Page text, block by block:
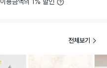
용금액의 1% 할인
전체보기